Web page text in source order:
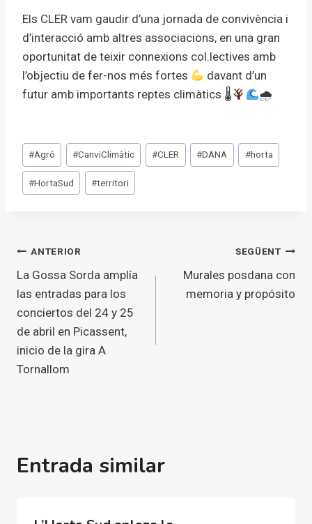
Els CLER vam gaudir d’una jornada de convivència i
d’interacció amb altres associacions, en una gran
oportunitat de teixir connexions col.lectives amb
l’objectiu de fer-nos més fortes
davant d’un
futur amb importants reptes climàtics 🌡
🌧
Etiquetes
d'entrada
#Agró #CanviClimàtic #CLER #DANA #horta
#HortaSud #territori
Navegació
d'entrades
ANTERIOR
La Gossa Sorda amplía
las entradas para los
conciertos del 24 y 25
de abril en Picassent,
inicio de la gira A
Tornallom
SEGÜENT
Murales posdana con
memoria y propósito
Entrada similar